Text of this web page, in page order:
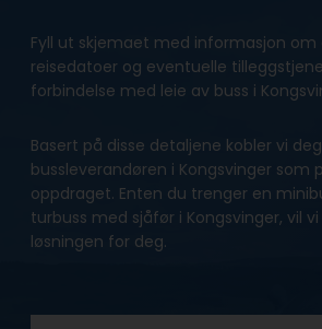
Fyll ut skjemaet med informasjon om
reisedatoer og eventuelle
forbindelse med leie av buss i
Basert på disse detaljene kobler vi
bussleverandøren i Kongsvinger som
oppdraget. Enten du trenger en
turbuss med sjåfør i Kongsvinger, vil
løsningen for deg.